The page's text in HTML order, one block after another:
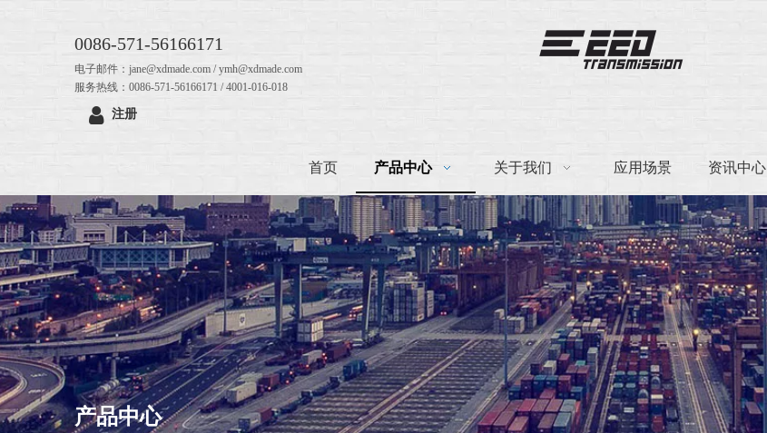
0086-571-56166171
电子邮件：jane@xdmade.com / ymh@xdmade.com
服务热线：0086-571-56166171 / 4001-016-018
注册
首页 产品中心 关于我们 应用场景 资讯中心
产品中心